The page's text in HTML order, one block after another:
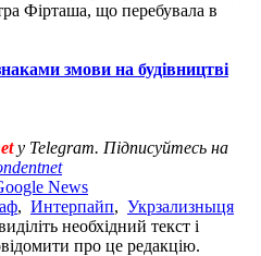
Фірташа, що перебувала в
змови на будівництві
у Telegram. Підписуйтесь на
News
, Интерпайп, Укрзализныця
необхідний текст і
про це редакцію.